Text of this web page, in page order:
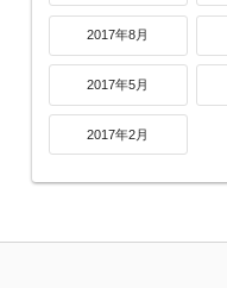
2017年8月
2017年5月
2017年2月